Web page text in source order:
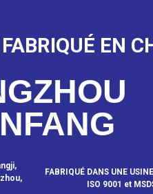
EN
FABRIQUÉ DANS UNE
ISO 9001 et